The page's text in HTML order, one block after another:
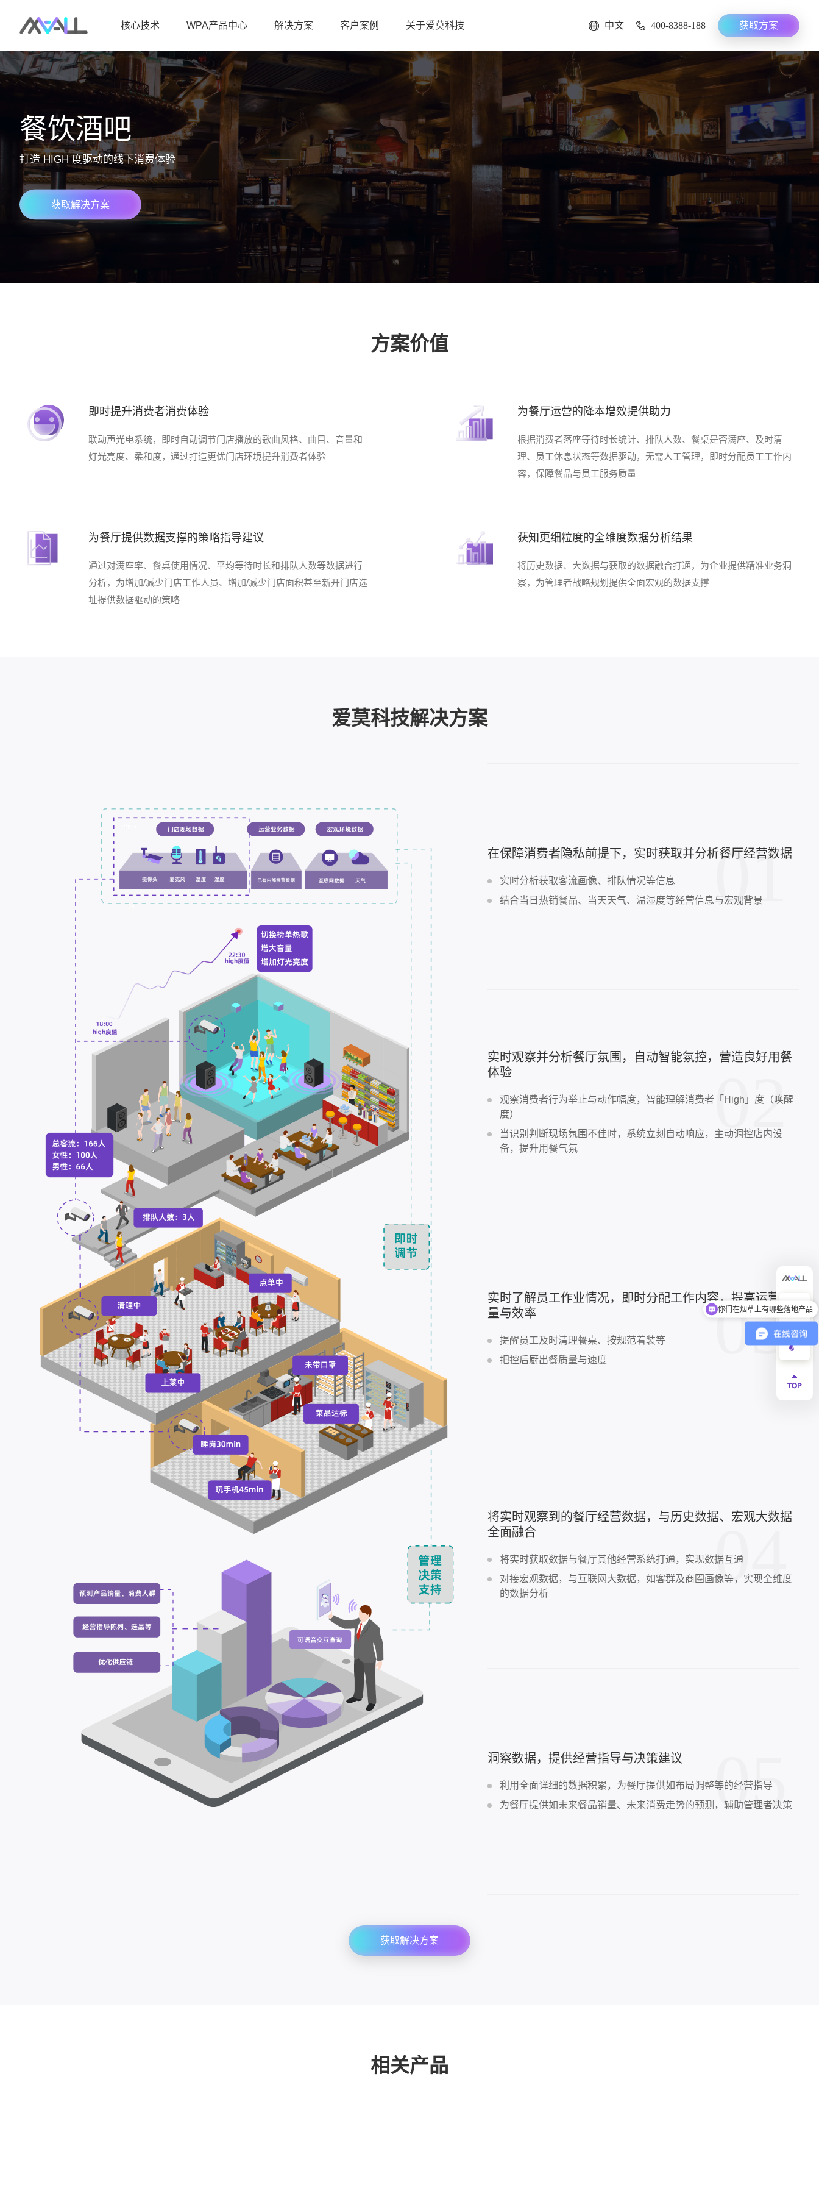
中文 400-8388-188 获取方案
核心技术 WPA产品中心 解决方案 客户案例 关于爱莫科技
餐饮酒吧
打造 HIGH 度驱动的线下消费体验
获取解决方案
方案价值
即时提升消费者消费体验
联动声光电系统，即时自动调节门店播放的歌曲风格、曲目、音量和
灯光亮度、柔和度，通过打造更优门店环境提升消费者体验
为餐厅运营的降本增效提供助力
根据消费者落座等待时长统计、排队人数、餐桌是否满座、及时清
理、员工休息状态等数据驱动，无需人工管理，即时分配员工工作内
容，保障餐品与员工服务质量
为餐厅提供数据支撑的策略指导建议
通过对满座率、餐桌使用情况、平均等待时长和排队人数等数据进行
分析，为增加/减少门店工作人员、增加/减少门店面积甚至新开门店选
址提供数据驱动的策略
获知更细粒度的全维度数据分析结果
将历史数据、大数据与获取的数据融合打通，为企业提供精准业务洞
察，为管理者战略规划提供全面宏观的数据支撑
爱莫科技解决方案
01
在保障消费者隐私前提下，实时获取并分析餐厅经营数据
实时分析获取客流画像、排队情况等信息
结合当日热销餐品、当天天气、温湿度等经营信息与宏观背景
02
实时观察并分析餐厅氛围，自动智能氛控，营造良好用餐
体验
观察消费者行为举止与动作幅度，智能理解消费者「High」度（唤醒
度）
当识别判断现场氛围不佳时，系统立刻自动响应，主动调控店内设
备，提升用餐气氛
03
实时了解员工作业情况，即时分配工作内容，提高运营质
量与效率
提醒员工及时清理餐桌、按规范着装等
把控后厨出餐质量与速度
04
将实时观察到的餐厅经营数据，与历史数据、宏观大数据
全面融合
将实时获取数据与餐厅其他经营系统打通，实现数据互通
对接宏观数据，与互联网大数据，如客群及商圈画像等，实现全维度
的数据分析
05
洞察数据，提供经营指导与决策建议
利用全面详细的数据积累，为餐厅提供如布局调整等的经营指导
为餐厅提供如未来餐品销量、未来消费走势的预测，辅助管理者决策
获取解决方案
相关产品
你们在烟草上有哪些落地产品